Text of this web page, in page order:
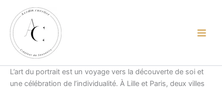
principal
contenu
L’art du portrait est un voyage vers la découverte de soi et
une célébration de l’individualité. À Lille et Paris, deux villes